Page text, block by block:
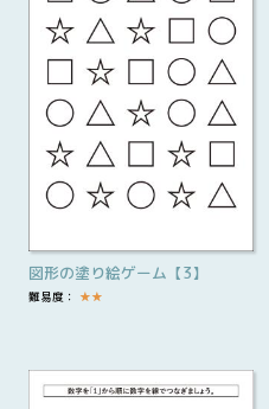
図形の塗り絵ゲーム【3】
難易度： ★★